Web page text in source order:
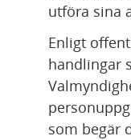
utföra sina
Enligt
handlingar
som begär